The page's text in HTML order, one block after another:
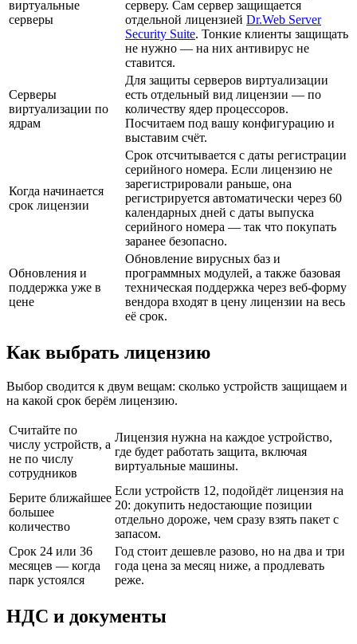
виртуальные
серверы
серверу. Сам сервер защищается
отдельной лицензией Dr.Web Server
Security Suite. Тонкие клиенты защищать
не нужно — на них антивирус не
ставится.
Серверы
виртуализации по
ядрам
Для защиты серверов виртуализации
есть отдельный вид лицензии — по
количеству ядер процессоров.
Посчитаем под вашу конфигурацию и
выставим счёт.
Когда начинается
срок лицензии
Срок отсчитывается с даты регистрации
серийного номера. Если лицензию не
зарегистрировали раньше, она
регистрируется автоматически через 60
календарных дней с даты выпуска
серийного номера — так что покупать
заранее безопасно.
Обновления и
поддержка уже в
цене
Обновление вирусных баз и
программных модулей, а также базовая
техническая поддержка через веб-форму
вендора входят в цену лицензии на весь
её срок.
Как выбрать лицензию
Выбор сводится к двум вещам: сколько устройств защищаем и
на какой срок берём лицензию.
Считайте по
числу устройств, а
не по числу
сотрудников
Лицензия нужна на каждое устройство,
где будет работать защита, включая
виртуальные машины.
Берите ближайшее
большее
количество
Если устройств 12, подойдёт лицензия на
20: докупить недостающие позиции
отдельно дороже, чем сразу взять пакет с
запасом.
Срок 24 или 36
месяцев — когда
парк устоялся
Год стоит дешевле разово, но на два и три
года цена за месяц ниже, а продлевать
реже.
НДС и документы